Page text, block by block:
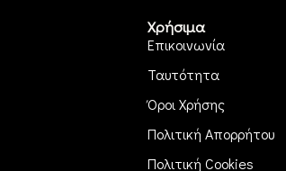
Χρήσιμα
Επικοινωνία
Ταυτότητα
Όροι Χρήσης
Πολιτική Απορρήτου
Πολιτική Cookies